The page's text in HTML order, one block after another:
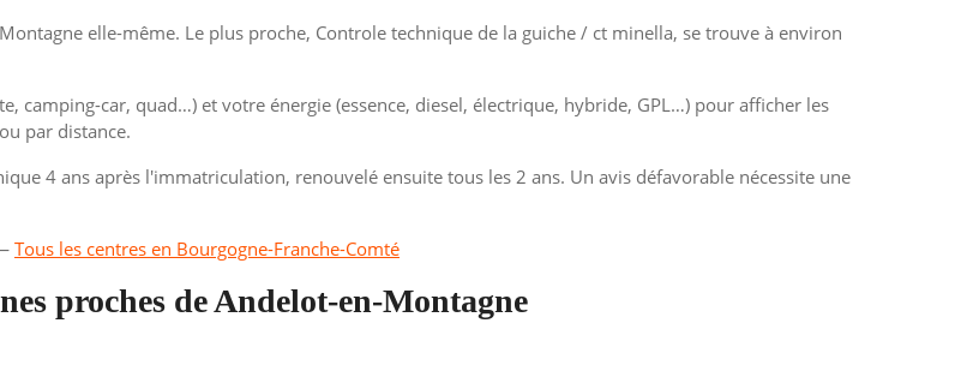
elle-même. Le plus proche, Controle technique de la guiche / ct minella, se trouve à environ
camping-car, quad…) et votre énergie (essence, diesel, électrique, hybride, GPL…) pour afficher les
par distance.
4 ans après l'immatriculation, renouvelé ensuite tous les 2 ans. Un avis défavorable nécessite une
Tous les centres en Bourgogne-Franche-Comté
proches de Andelot-en-Montagne